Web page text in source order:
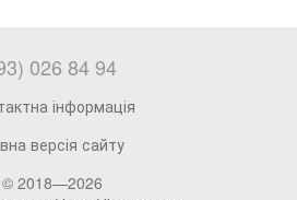
026 84 94
інформація
версія сайту
© 2018—2026